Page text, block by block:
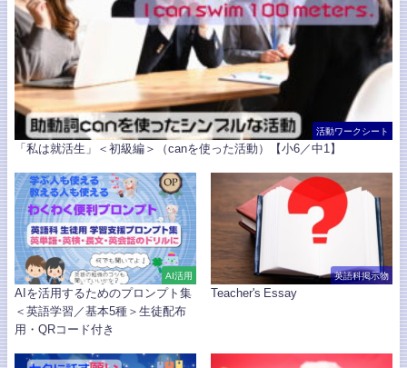
活動ワークシート
「私は就活生」＜初級編＞（canを使った活動）【小6／中1】
AI活用
AIを活用するためのプロンプト集
＜英語学習／基本5種＞生徒配布
用・QRコード付き
英語科掲示物
Teacher's Essay